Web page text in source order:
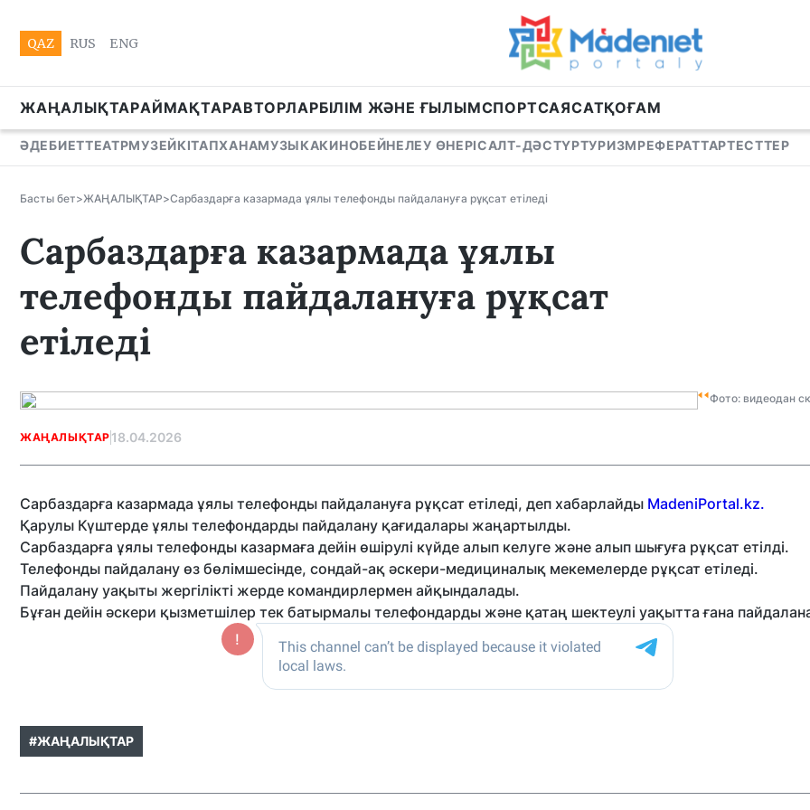
QAZ RUS ENG
ЖАҢАЛЫҚТАРАЙМАҚТАРАВТОРЛАРБІЛІМ ЖӘНЕ ҒЫЛЫМСПОРТСАЯСАТҚОҒАМ
ӘДЕБИЕТТЕАТРМУЗЕЙКІТАПХАНАМУЗЫКАКИНОБЕЙНЕЛЕУ ӨНЕРІСАЛТ-ДӘСТҮРТУРИЗМРЕФЕРАТТАРТЕСТТЕР
Басты бет>ЖАҢАЛЫҚТАР>Сарбаздарға казармада ұялы телефонды пайдалануға рұқсат етіледі
Сарбаздарға казармада ұялы
телефонды пайдалануға рұқсат
етіледі
Фото: видеодан
ЖАҢАЛЫҚТАР 18.04.2026
Сарбаздарға казармада ұялы телефонды пайдалануға рұқсат етіледі, деп хабарлайды MadeniPortal.kz.
Қарулы Күштерде ұялы телефондарды пайдалану қағидалары жаңартылды.
Сарбаздарға ұялы телефонды казармаға дейін өшірулі күйде алып келуге және алып шығуға рұқсат етілді.
Телефонды пайдалану өз бөлімшесінде, сондай-ақ әскери-медициналық мекемелерде рұқсат етіледі.
Пайдалану уақыты жергілікті жерде командирлермен айқындалады.
Бұған дейін әскери қызметшілер тек батырмалы телефондарды және қатаң шектеулі уақытта ғана
#ЖАҢАЛЫҚТАР